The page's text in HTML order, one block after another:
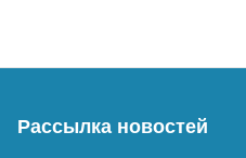
Рассылка новостей